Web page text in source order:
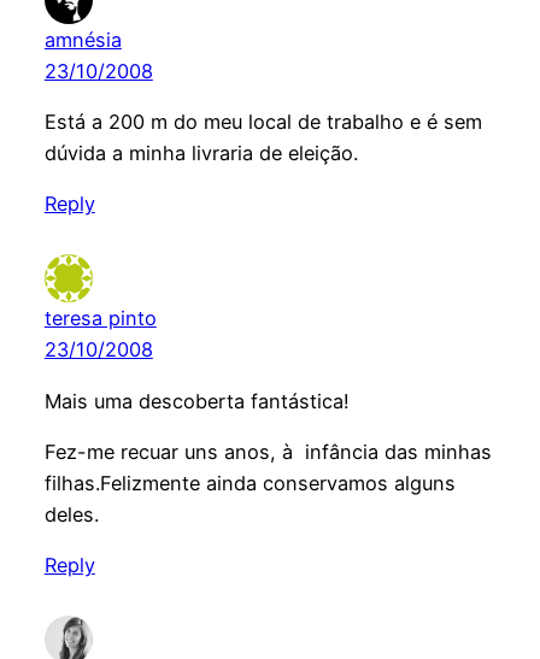
amnésia
23/10/2008
Está a 200 m do meu local de trabalho e é sem
dúvida a minha livraria de eleição.
Reply
teresa pinto
23/10/2008
Mais uma descoberta fantástica!
Fez-me recuar uns anos, à infância das minhas
filhas.Felizmente ainda conservamos alguns
deles.
Reply